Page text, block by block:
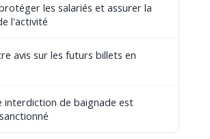
les salariés et assurer la
l'activité
avis sur les futurs billets en
interdiction de baignade est